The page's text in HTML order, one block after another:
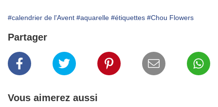
#calendrier de l'Avent #aquarelle #étiquettes #Chou Flowers
Partager
Vous aimerez aussi